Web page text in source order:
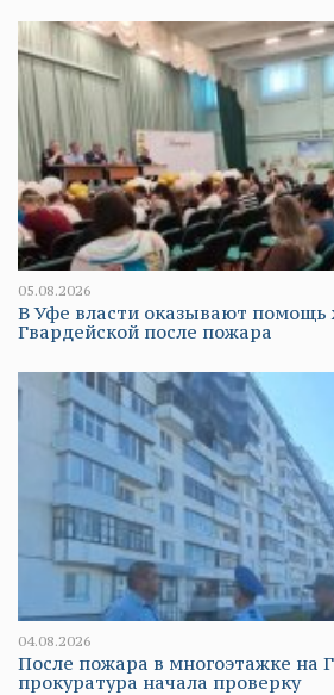
05.08.2026
В Уфе власти оказывают
Гвардейской после пожара
04.08.2026
После пожара в многоэтажке на
прокуратура начала проверку